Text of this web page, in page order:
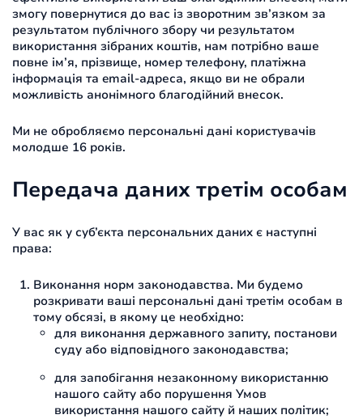
змогу повернутися до вас із зворотним зв’язком за
результатом публічного збору чи результатом
використання зібраних коштів, нам потрібно ваше
повне ім’я, прізвище, номер телефону, платіжна
інформація та email-адреса, якщо ви не обрали
можливість анонімного благодійний внесок.
Ми не обробляємо персональні дані користувачів
молодше 16 років.
Передача даних третім особам
У вас як у суб’єкта персональних даних є наступні
права:
Виконання норм законодавства. Ми будемо
розкривати ваші персональні дані третім особам в
тому обсязі, в якому це необхідно:
для виконання державного запиту, постанови
суду або відповідного законодавства;
для запобігання незаконному використанню
нашого сайту або порушення Умов
використання нашого сайту й наших політик;